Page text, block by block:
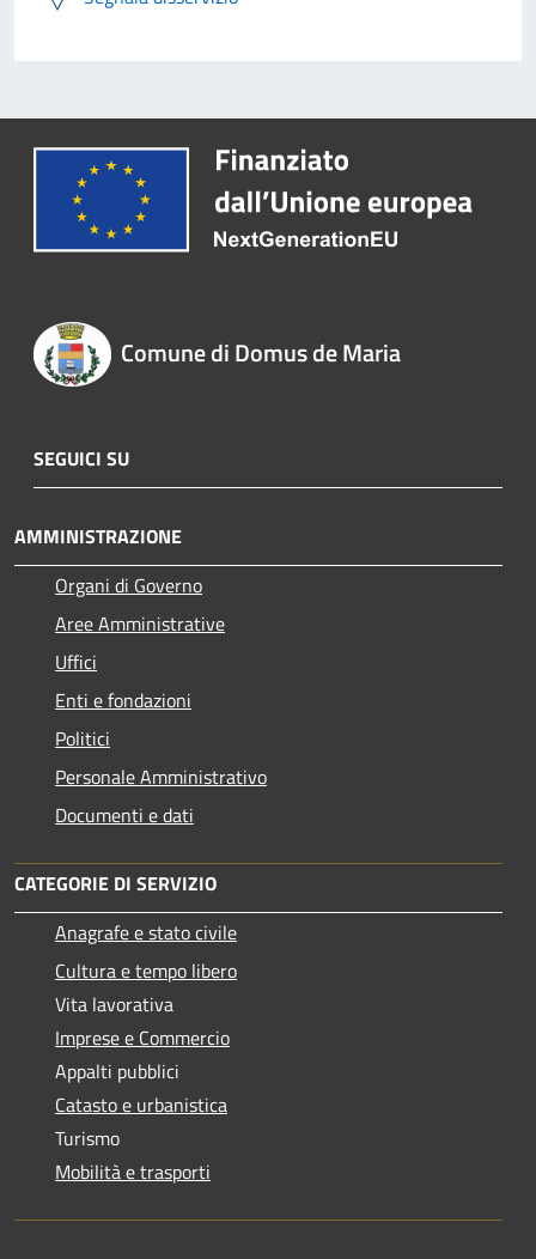
Comune di Domus de Maria
SEGUICI SU
AMMINISTRAZIONE
Organi di Governo
Aree Amministrative
Uffici
Enti e fondazioni
Politici
Personale Amministrativo
Documenti e dati
CATEGORIE DI SERVIZIO
Anagrafe e stato civile
Cultura e tempo libero
Vita lavorativa
Imprese e Commercio
Appalti pubblici
Catasto e urbanistica
Turismo
Mobilità e trasporti